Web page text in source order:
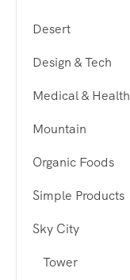
Desert
Design & Tech
Medical & Health
Mountain
Organic Foods
Simple Products
Sky City
Tower